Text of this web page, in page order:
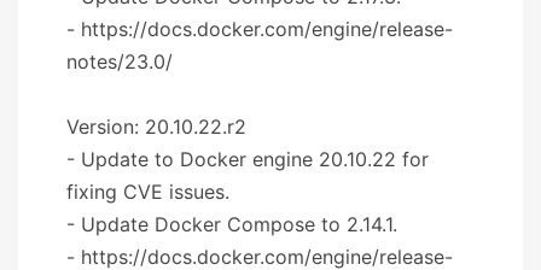
- https://docs.docker.com/engine/release-
notes/23.0/
Version: 20.10.22.r2
- Update to Docker engine 20.10.22 for
fixing CVE issues.
- Update Docker Compose to 2.14.1.
- https://docs.docker.com/engine/release-